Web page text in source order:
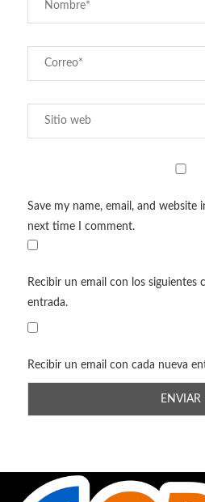
Save my name, email, and website
next time I comment.
Recibir un email con los siguientes
entrada.
Recibir un email con cada nueva